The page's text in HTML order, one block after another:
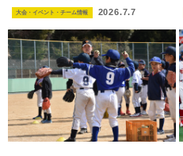
大会・イベント・チーム情報 2026.7.7